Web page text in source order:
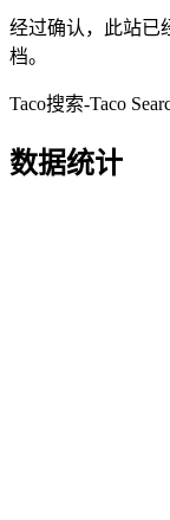
经过确认，此站已
档。
Taco搜索-Taco
数据统计